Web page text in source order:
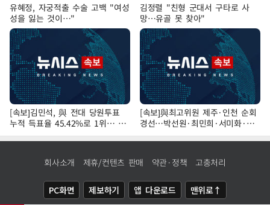
유혜정, 자궁적출 수술 고백 "여성
성을 잃는 것이…"
김정렬 "친형 군대서 구타로 사
망…유골 못 찾아"
[속보]김민석, 與 전대 당원투표
누적 득표율 45.42%로 1위… 정
청래 44.56%
[속보]與최고위원 제주·인천 순회
경선…박선원·최민희·서미화·한
민수·김용 순
회사소개 제휴/컨텐츠 판매 약관·정책 고충처리
PC화면 제보하기 앱 다운로드 맨위로↑